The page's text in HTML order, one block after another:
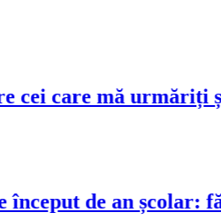
care mă urmăriți și
de an școlar: